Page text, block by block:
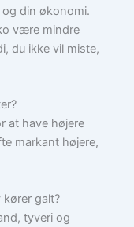
din økonomi.
være mindre
du ikke vil miste,
at have højere
markant højere,
galt?
tyveri og